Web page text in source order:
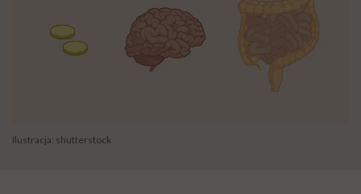
Ilustracja: shutterstock